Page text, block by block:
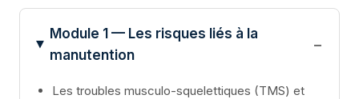
Module 1 — Les risques liés à la
manutention
Les troubles musculo-squelettiques (TMS) et